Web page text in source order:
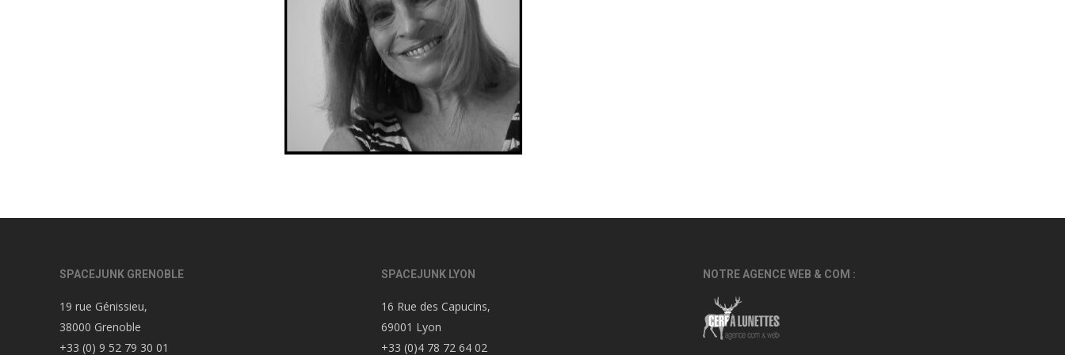
SPACEJUNK GRENOBLE
19 rue Génissieu,
38000 Grenoble
+33 (0) 9 52 79 30 01
SPACEJUNK LYON
16 Rue des Capucins,
69001 Lyon
+33 (0)4 78 72 64 02
NOTRE AGENCE WEB & COM :